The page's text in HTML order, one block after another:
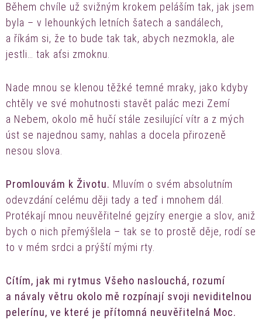
Během chvíle už svižným krokem peláším tak, jak jsem
byla – v lehounkých letních šatech a sandálech,
a říkám si, že to bude tak tak, abych nezmokla, ale
jestli… tak aťsi zmoknu.
Nade mnou se klenou těžké temné mraky, jako kdyby
chtěly ve své mohutnosti stavět palác mezi Zemí
a Nebem, okolo mě hučí stále zesilující vítr a z mých
úst se najednou samy, nahlas a docela přirozeně
nesou slova.
Promlouvám k Životu. Mluvím o svém absolutním
odevzdání celému ději tady a teď i mnohem dál.
Protékají mnou neuvěřitelné gejzíry energie a slov, aniž
bych o nich přemýšlela – tak se to prostě děje, rodí se
to v mém srdci a prýští mými rty.
Cítím, jak mi rytmus Všeho naslouchá, rozumí
a návaly větru okolo mě rozpínají svoji neviditelnou
pelerínu, ve které je přítomná neuvěřitelná Moc.